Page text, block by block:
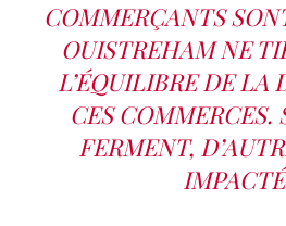
COMMERÇANTS
OUISTREHAM NE
L’ÉQUILIBRE DE LA
CES COMMERCES.
FERMENT,